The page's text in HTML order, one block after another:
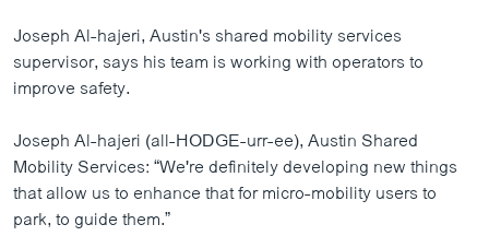
Joseph Al-hajeri, Austin's shared mobility services
supervisor, says his team is working with operators to
improve safety.
Joseph Al-hajeri (all-HODGE-urr-ee), Austin Shared
Mobility Services: “We're definitely developing new things
that allow us to enhance that for micro-mobility users to
park, to guide them.”